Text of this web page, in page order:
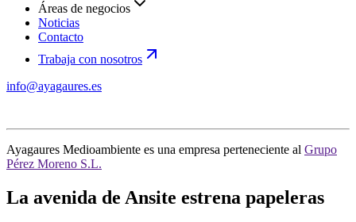
Áreas de negocios
Noticias
Contacto
Trabaja con nosotros
info@ayagaures.es
Ayagaures Medioambiente es una empresa perteneciente al Grupo
Pérez Moreno S.L.
La avenida de Ansite estrena papeleras